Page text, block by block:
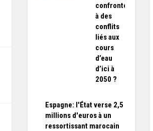
confrontées
à des
conflits
liés aux
cours
d’eau
d’ici à
2050 ?
Espagne: l'État verse 2,5
millions d'euros à un
ressortissant marocain